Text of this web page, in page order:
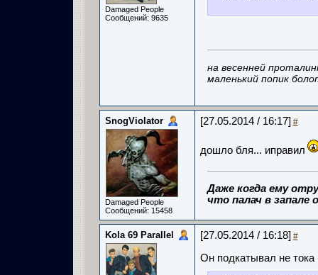
Damaged People
Сообщений: 9635
на весенней
маленький попик
SnogViolator
Damaged People
Сообщений: 15458
[27.05.2014 / 16:17] #
дошло бля... иправил
Даже когда ему
что палач в запале
Kola 69 Parallel [27.05.2014 / 16:18] #
Он подкатывал не